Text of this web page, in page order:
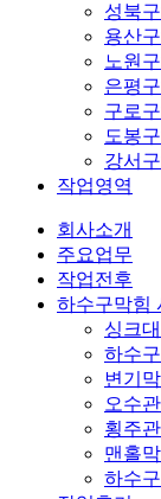
성북
용산
노원
은평
구로
도봉
강서
작업영역
회사소개
주요업무
작업전후
하수구막힘
싱크
하수
변기
오수
횡주
맨홀
하수